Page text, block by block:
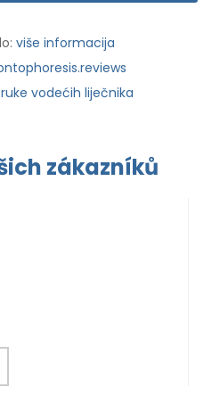
više informacija
vodećih liječnika
zákazníků